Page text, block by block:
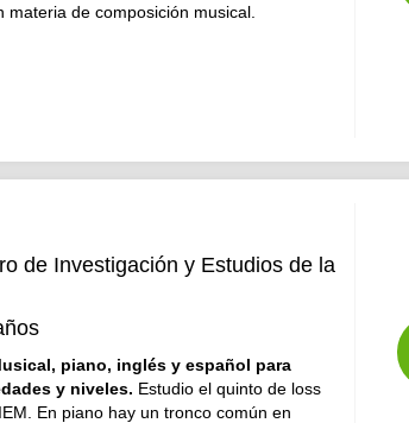
de composición musical.
de Investigación y Estudios de la
piano, inglés y español para
y niveles. Estudio el quinto de loss
En piano hay un tronco común en